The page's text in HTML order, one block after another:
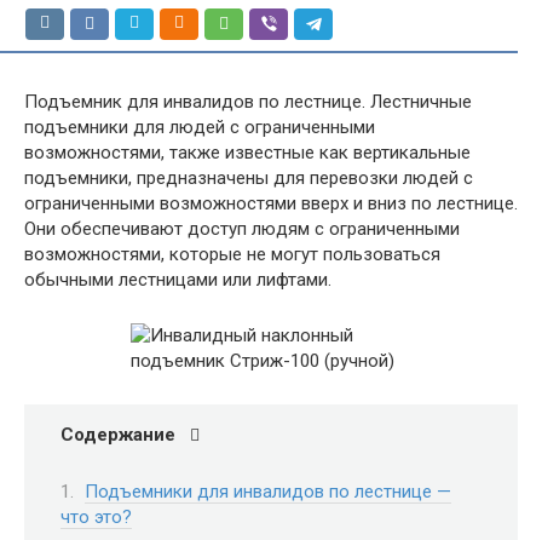
Подъемник для инвалидов по лестнице. Лестничные
подъемники для людей с ограниченными
возможностями, также известные как вертикальные
подъемники, предназначены для перевозки людей с
ограниченными возможностями вверх и вниз по лестнице.
Они обеспечивают доступ людям с ограниченными
возможностями, которые не могут пользоваться
обычными лестницами или лифтами.
Содержание
Подъемники для инвалидов по лестнице —
что это?